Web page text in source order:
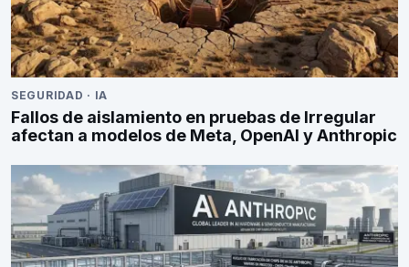
SEGURIDAD · IA
Fallos de aislamiento en pruebas de Irregular
afectan a modelos de Meta, OpenAI y Anthropic